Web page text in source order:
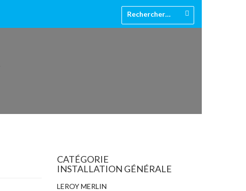
CATÉGORIE
INSTALLATION GÉNÉRALE
LEROY MERLIN